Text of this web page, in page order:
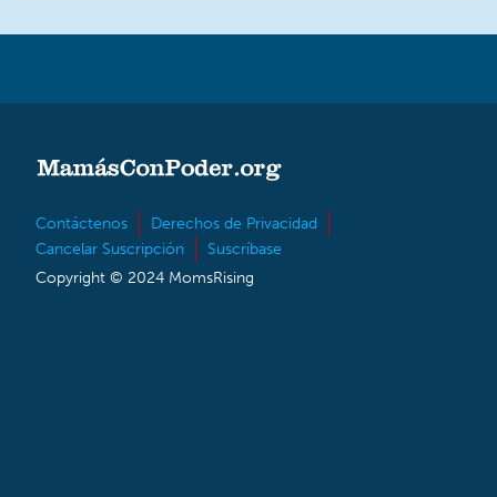
Contáctenos
Derechos de Privacidad
Cancelar Suscripción
Suscríbase
Copyright © 2024 MomsRising